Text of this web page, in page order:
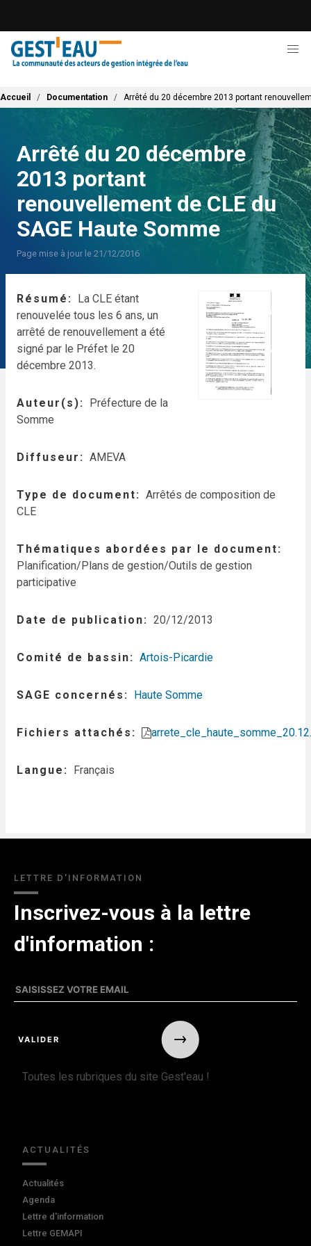
contenu
principal
Fil d'Ariane
Accueil Documentation Arrêté du 20 décembre 2013 portant
Arrêté du 20 décembre
2013 portant
renouvellement de CLE du
SAGE Haute Somme
Page mise à jour le 21/12/2016
Résumé
La CLE étant
renouvelée tous les 6 ans, un
arrêté de renouvellement a été
signé par le Préfet le 20
décembre 2013.
Auteur(s)
Préfecture de la
Somme
Diffuseur AMEVA
Type de document
Arrêtés de composition de
CLE
Thématiques abordées par le document
Planification/Plans de gestion/Outils de gestion
participative
Date de publication 20/12/2013
Comité de bassin Artois-Picardie
SAGE concernés Haute Somme
Fichiers attachés
Langue Français
LETTRE D'INFORMATION
Inscrivez-vous à la lettre
d'information :
Toutes les rubriques du site Gest'eau !
ACTUALITÉS
Actualités
Agenda
Lettre d'information
Lettre GEMAPI